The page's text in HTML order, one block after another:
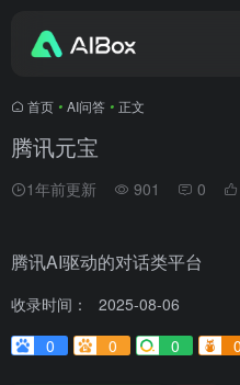
首页 • AI问答 • 正文
腾讯元宝
1年前更新 901 0
腾讯AI驱动的对话类平台
收录时间：
2025-08-06
0
0 0 0